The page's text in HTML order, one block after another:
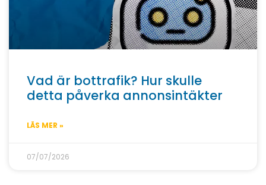
Vad är bottrafik? Hur skulle
detta påverka annonsintäkter
LÄS MER »
07/07/2026